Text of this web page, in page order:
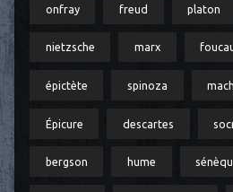
onfray freud platon
nietzsche marx
épictète spinoza
Épicure descartes
bergson hume